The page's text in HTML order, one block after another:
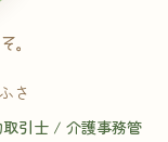
。
さ
引士 / 介護事務管